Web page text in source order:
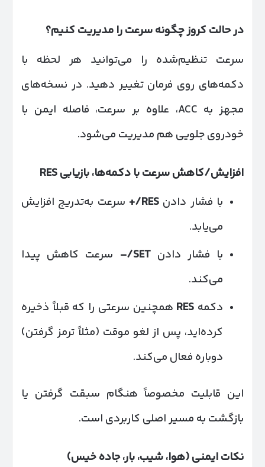
در حالت کروز چگونه سرعت را مدیریت کنیم؟
سرعت تنظیم‌شده را می‌توانید هر لحظه با
دکمه‌های روی فرمان تغییر دهید. در نسخه‌های
مجهز به ACC، علاوه بر سرعت، فاصله ایمن با
خودروی جلویی هم مدیریت می‌شود.
افزایش/کاهش سرعت با دکمه‌ها، بازیابی
با فشار دادن RES/+
سرعت به‌تدریج افزایش
می‌یابد.
با فشار دادنSET/–
سرعت کاهش پیدا
می‌کند.
دکمه RES همچنین سرعتی را که قبلاً ذخیره
کرده‌اید، پس از لغو موقت (مثلاً ترمز گرفتن)
دوباره فعال می‌کند.
این قابلیت مخصوصاً هنگام سبقت گرفتن یا
بازگشت به مسیر اصلی کاربردی است.
نکات ایمنی (هوا، شیب، بار، جاده خیس)